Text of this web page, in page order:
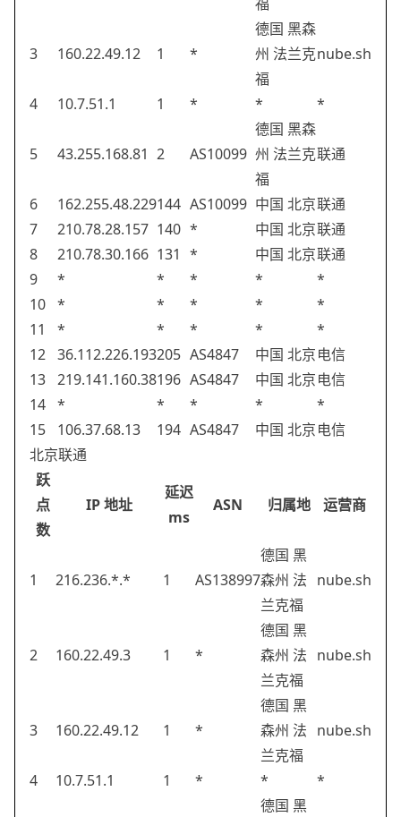
3 160.22.49.12 1 *
德国 黑森
州 法兰克
福
nube.sh
4 10.7.51.1 1 * * *
5 43.255.168.81 2 AS10099
德国 黑森
州 法兰克
福
联通
6 162.255.48.229144 AS10099 中国 北京联通
7
210.78.28.157 140 * 中国 北京联通
8
210.78.30.166 131 * 中国 北京联通
9
* * * *
*
10 * * * *
*
11
* * * *
*
12 36.112.226.193205 AS4847 中国 北京电信
13 219.141.160.38196 AS4847 中国 北京电信
14 * * * *
*
15
106.37.68.13 194 AS4847 中国 北京电信
北京联通
跃
点
数
IP 地址
延迟
ms
ASN 归属地 运营商
1 216.236.*.* 1 AS138997
德国 黑
森州 法
兰克福
nube.sh
2 160.22.49.3 1 *
德国 黑
森州 法
兰克福
nube.sh
3 160.22.49.12 1 *
德国 黑
森州 法
兰克福
nube.sh
4 10.7.51.1 1 * * *
德国 黑